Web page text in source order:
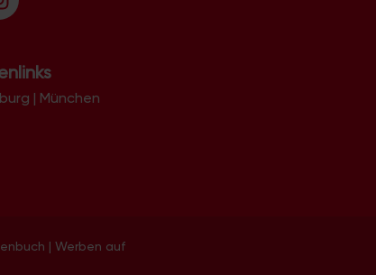
| München
| Werben auf